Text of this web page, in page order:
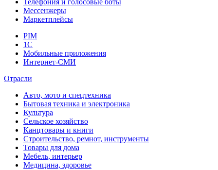
Телефония и голосовые боты
Мессенжеры
Маркетплейсы
PIM
1C
Мобильные приложения
Интернет-СМИ
Отрасли
Авто, мото и спецтехника
Бытовая техника и электроника
Культура
Сельское хозяйство
Канцтовары и книги
Строительство, ремнот, инструменты
Товары для дома
Мебель, интерьер
Медицина, здоровье